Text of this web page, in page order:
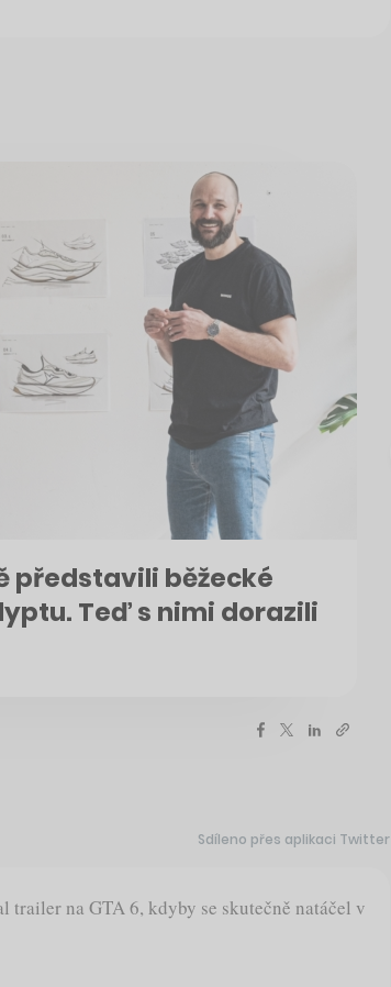
představili běžecké
Teď s nimi dorazili
Sdíleno přes aplikaci Twitter
trailer na GTA 6, kdyby se skutečně natáčel v